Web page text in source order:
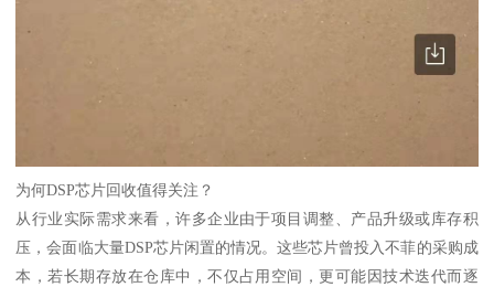
为何DSP芯片回收值得关注？
从行业实际需求来看，许多企业由于项目调整、产品升级或库存积
压，会面临大量DSP芯片闲置的情况。这些芯片曾投入不菲的采购成
本，若长期存放在仓库中，不仅占用空间，更可能因技术迭代而逐